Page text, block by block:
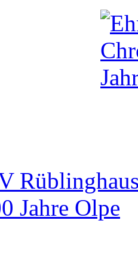
Jahre Olpe